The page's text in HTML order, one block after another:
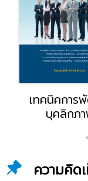
เทคนิคการ
บุคลิกภ
ความคิด